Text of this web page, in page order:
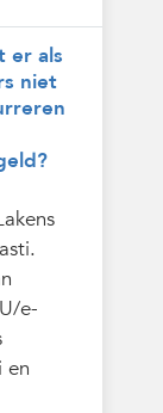
er als
niet
e-
en